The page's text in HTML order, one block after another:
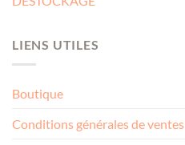
LIENS UTILES
Boutique
Conditions générales de ventes